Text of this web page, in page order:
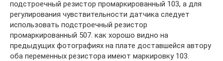
подстроечный резистор промаркированный 103, а для
регулирования чувствительности датчика следует
использовать подстроечный резистор
промаркированный 507. как хорошо видно на
предыдущих фотографиях на плате доставшейся автору
оба переменных резистора имеют маркировку 103.